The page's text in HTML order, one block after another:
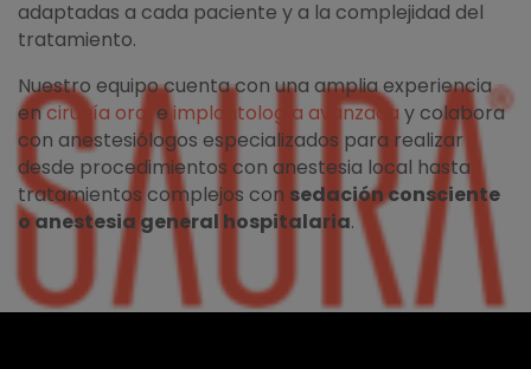
adaptadas a cada paciente y a la complejidad del
tratamiento.
Nuestro equipo cuenta con una amplia experiencia
encirugía oral eimplantología avanzaday colabora
con anestesiólogos especializados para realizar
desde procedimientos con anestesia local hasta
tratamientos complejos con sedación consciente
o anestesia general hospitalaria.